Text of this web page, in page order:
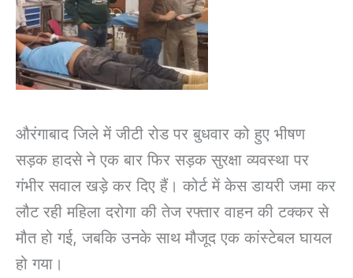
औरंगाबाद जिले में जीटी रोड पर बुधवार को हुए भीषण
सड़क हादसे ने एक बार फिर सड़क सुरक्षा व्यवस्था पर
गंभीर सवाल खड़े कर दिए हैं। कोर्ट में केस डायरी जमा कर
लौट रही महिला दरोगा की तेज रफ्तार वाहन की टक्कर से
मौत हो गई, जबकि उनके साथ मौजूद एक कांस्टेबल घायल
हो गया।